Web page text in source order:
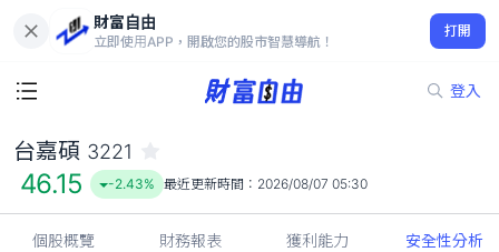
財富自由
立即使用APP，開啟您的股市智慧導航！
打開
登入
46.15
-2.43%
台嘉碩 3221
46.15 -2.43% 最近更新時間： 2026/08/07 05:30
個股概覽 財務報表 獲利能力 安全性分析